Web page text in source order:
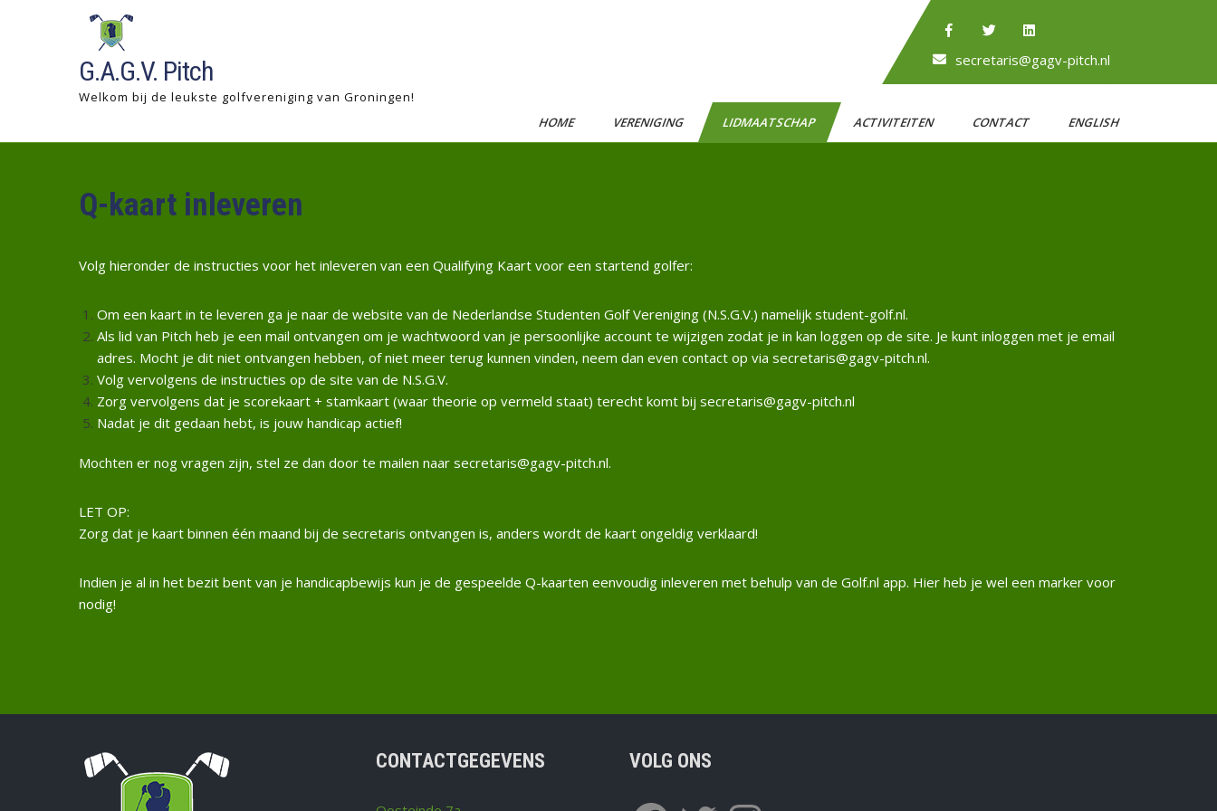
G.A.G.V. Pitch
Welkom bij de leukste golfvereniging van Groningen!
secretaris@gagv-pitch.nl
HOME VERENIGING LIDMAATSCHAP ACTIVITEITEN CONTACT ENGLISH
Q-kaart inleveren
Volg hieronder de instructies voor het inleveren van een Qualifying Kaart voor een startend golfer:
Om een kaart in te leveren ga je naar de website van de Nederlandse Studenten Golf Vereniging (N.S.G.V.) namelijk student-golf.nl.
Als lid van Pitch heb je een mail ontvangen om je wachtwoord van je persoonlijke account te wijzigen zodat je in kan loggen op de site. Je kunt inloggen met je email
adres. Mocht je dit niet ontvangen hebben, of niet meer terug kunnen vinden, neem dan even contact op via secretaris@gagv-pitch.nl.
Volg vervolgens de instructies op de site van de N.S.G.V.
Zorg vervolgens dat je scorekaart + stamkaart (waar theorie op vermeld staat) terecht komt bij secretaris@gagv-pitch.nl
Nadat je dit gedaan hebt, is jouw handicap actief!
Mochten er nog vragen zijn, stel ze dan door te mailen naar secretaris@gagv-pitch.nl.
LET OP:
Zorg dat je kaart binnen één maand bij de secretaris ontvangen is, anders wordt de kaart ongeldig verklaard!
Indien je al in het bezit bent van je handicapbewijs kun je de gespeelde Q-kaarten eenvoudig inleveren met behulp van de Golf.nl app. Hier heb je wel een marker voor
nodig!
CONTACTGEGEVENS VOLG ONS
FacebookTwitter Instagram